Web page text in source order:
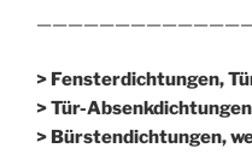
> Fensterdichtungen,
> Tür-
> Bürstendichtungen,